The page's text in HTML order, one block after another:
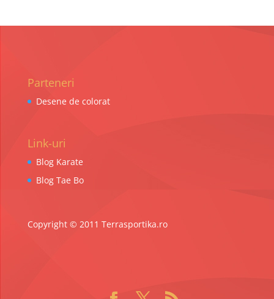
Parteneri
Desene de colorat
Link-uri
Blog Karate
Blog Tae Bo
Copyright © 2011 Terrasportika.ro